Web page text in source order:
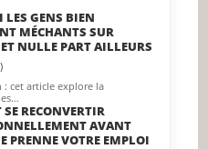
LES GENS BIEN
MÉCHANTS SUR
NULLE PART AILLEURS
: cet article explore la
RECONVERTIR
AVANT
PRENNE VOTRE EMPLOI